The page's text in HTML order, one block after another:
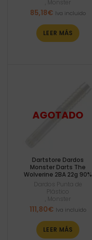
Monster
85,18€ Iva incluido
LEER MÁS
Dartstore Dardos
Monster Darts The
Wolverine 2BA 22g 90%
Dardos Punta de
Plástico
Monster
111,80€ Iva incluido
LEER MÁS